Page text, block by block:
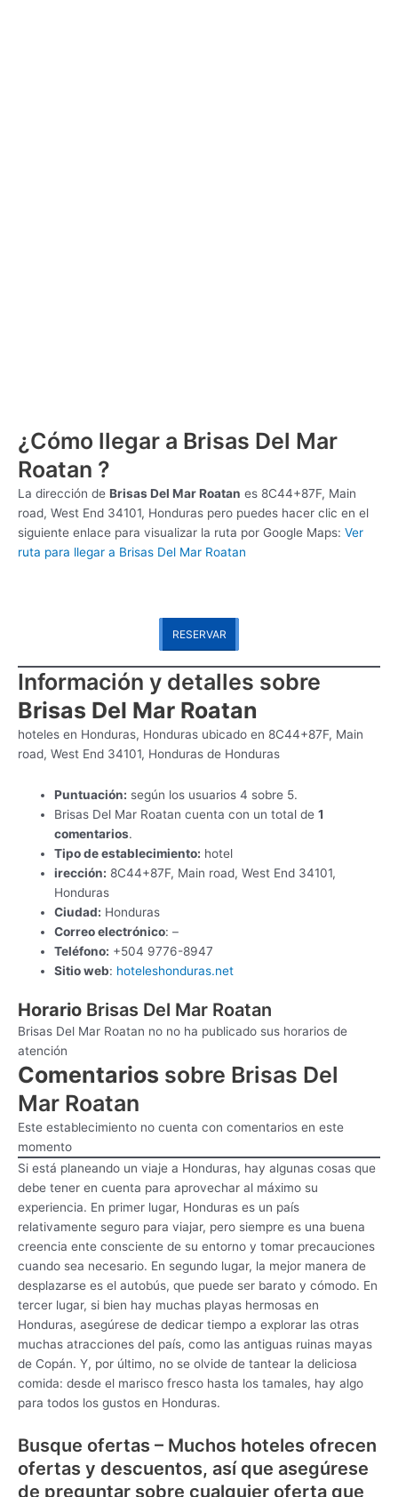
¿Cómo llegar a Brisas Del Mar
Roatan ?
La dirección de Brisas Del Mar Roatan es 8C44+87F, Main
road, West End 34101, Honduras pero puedes hacer clic en el
siguiente enlace para visualizar la ruta por Google Maps: Ver
ruta para llegar a Brisas Del Mar Roatan
RESERVAR
Información y detalles sobre
Brisas Del Mar Roatan
hoteles en Honduras, Honduras ubicado en 8C44+87F, Main
road, West End 34101, Honduras de Honduras
Puntuación: según los usuarios 4 sobre 5.
Brisas Del Mar Roatan cuenta con un total de1
comentarios.
Tipo de establecimiento: hotel
irección: 8C44+87F, Main road, West End 34101,
Honduras
Ciudad: Honduras
Correo electrónico: –
Teléfono: +504 9776-8947
Sitio web: hoteleshonduras.net
Horario Brisas Del Mar Roatan
Brisas Del Mar Roatan no no ha publicado sus horarios de
atención
Comentarios sobre Brisas Del
Mar Roatan
Este establecimiento no cuenta con comentarios en este
momento
Si está planeando un viaje a Honduras, hay algunas cosas que
debe tener en cuenta para aprovechar al máximo su
experiencia. En primer lugar, Honduras es un país
relativamente seguro para viajar, pero siempre es una buena
creencia ente consciente de su entorno y tomar precauciones
cuando sea necesario. En segundo lugar, la mejor manera de
desplazarse es el autobús, que puede ser barato y cómodo. En
tercer lugar, si bien hay muchas playas hermosas en
Honduras, asegúrese de dedicar tiempo a explorar las otras
muchas atracciones del país, como las antiguas ruinas mayas
de Copán. Y, por último, no se olvide de tantear la deliciosa
comida: desde el marisco fresco hasta los tamales, hay algo
para todos los gustos en Honduras.
Busque ofertas – Muchos hoteles ofrecen
ofertas y descuentos, así que asegúrese
de preguntar sobre cualquier oferta que